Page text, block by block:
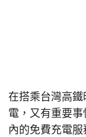
在搭乘台灣高
電，又有重要
內的免費充電